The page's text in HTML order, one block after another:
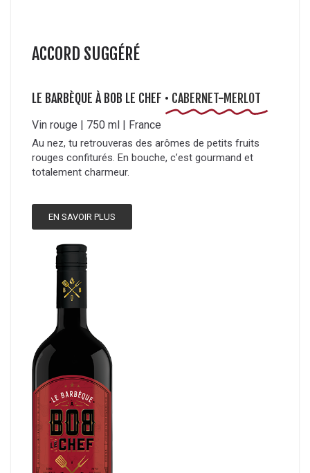
ACCORD SUGGÉRÉ
LE BARBÈQUE À BOB LE CHEF • CABERNET-MERLOT
Vin rouge | 750 ml | France
Au nez, tu retrouveras des arômes de petits fruits
rouges confiturés. En bouche, c’est gourmand et
totalement charmeur.
EN SAVOIR PLUS